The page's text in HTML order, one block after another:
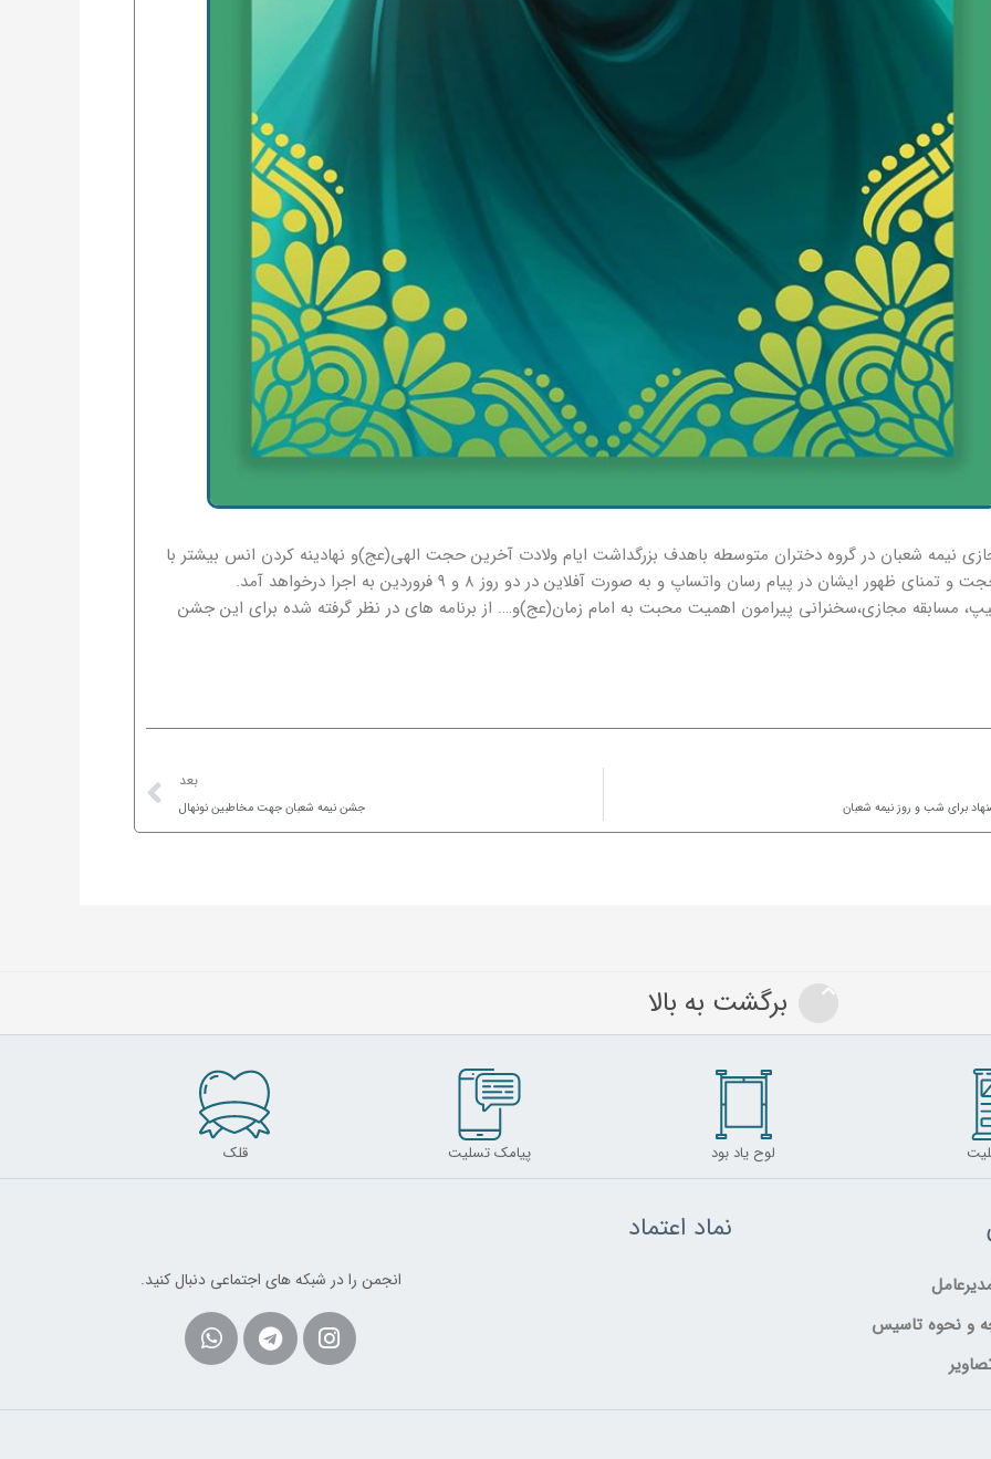
نیمه شعبان در گروه دختران متوسطه باهدف بزرگداشت ایام ولادت آخرین حجت الهی(عج)و نهادینه کردن انس بیشتر با
ظهور ایشان در پیام رسان واتساپ و به صورت آفلاین در دو روز ۸ و ۹ فروردین به اجرا درخواهد آمد.
مسابقه مجازی،سخنرانی پیرامون اهمیت محبت به امام زمان(عج)و…. از برنامه های در نظر گرفته شده برای این جشن
برای شب و روز نیمه شعبان
بعد
جشن نیمه شعبان جهت مخاطبین نونهال
برگشت به بالا
لوح یاد بود پیامک تسلیت قلک
و نحوه تاسیس
نماد اعتماد
انجمن را در شبکه های اجتماعی دنبال کنید.
Instagram
Telegram
Whatsapp